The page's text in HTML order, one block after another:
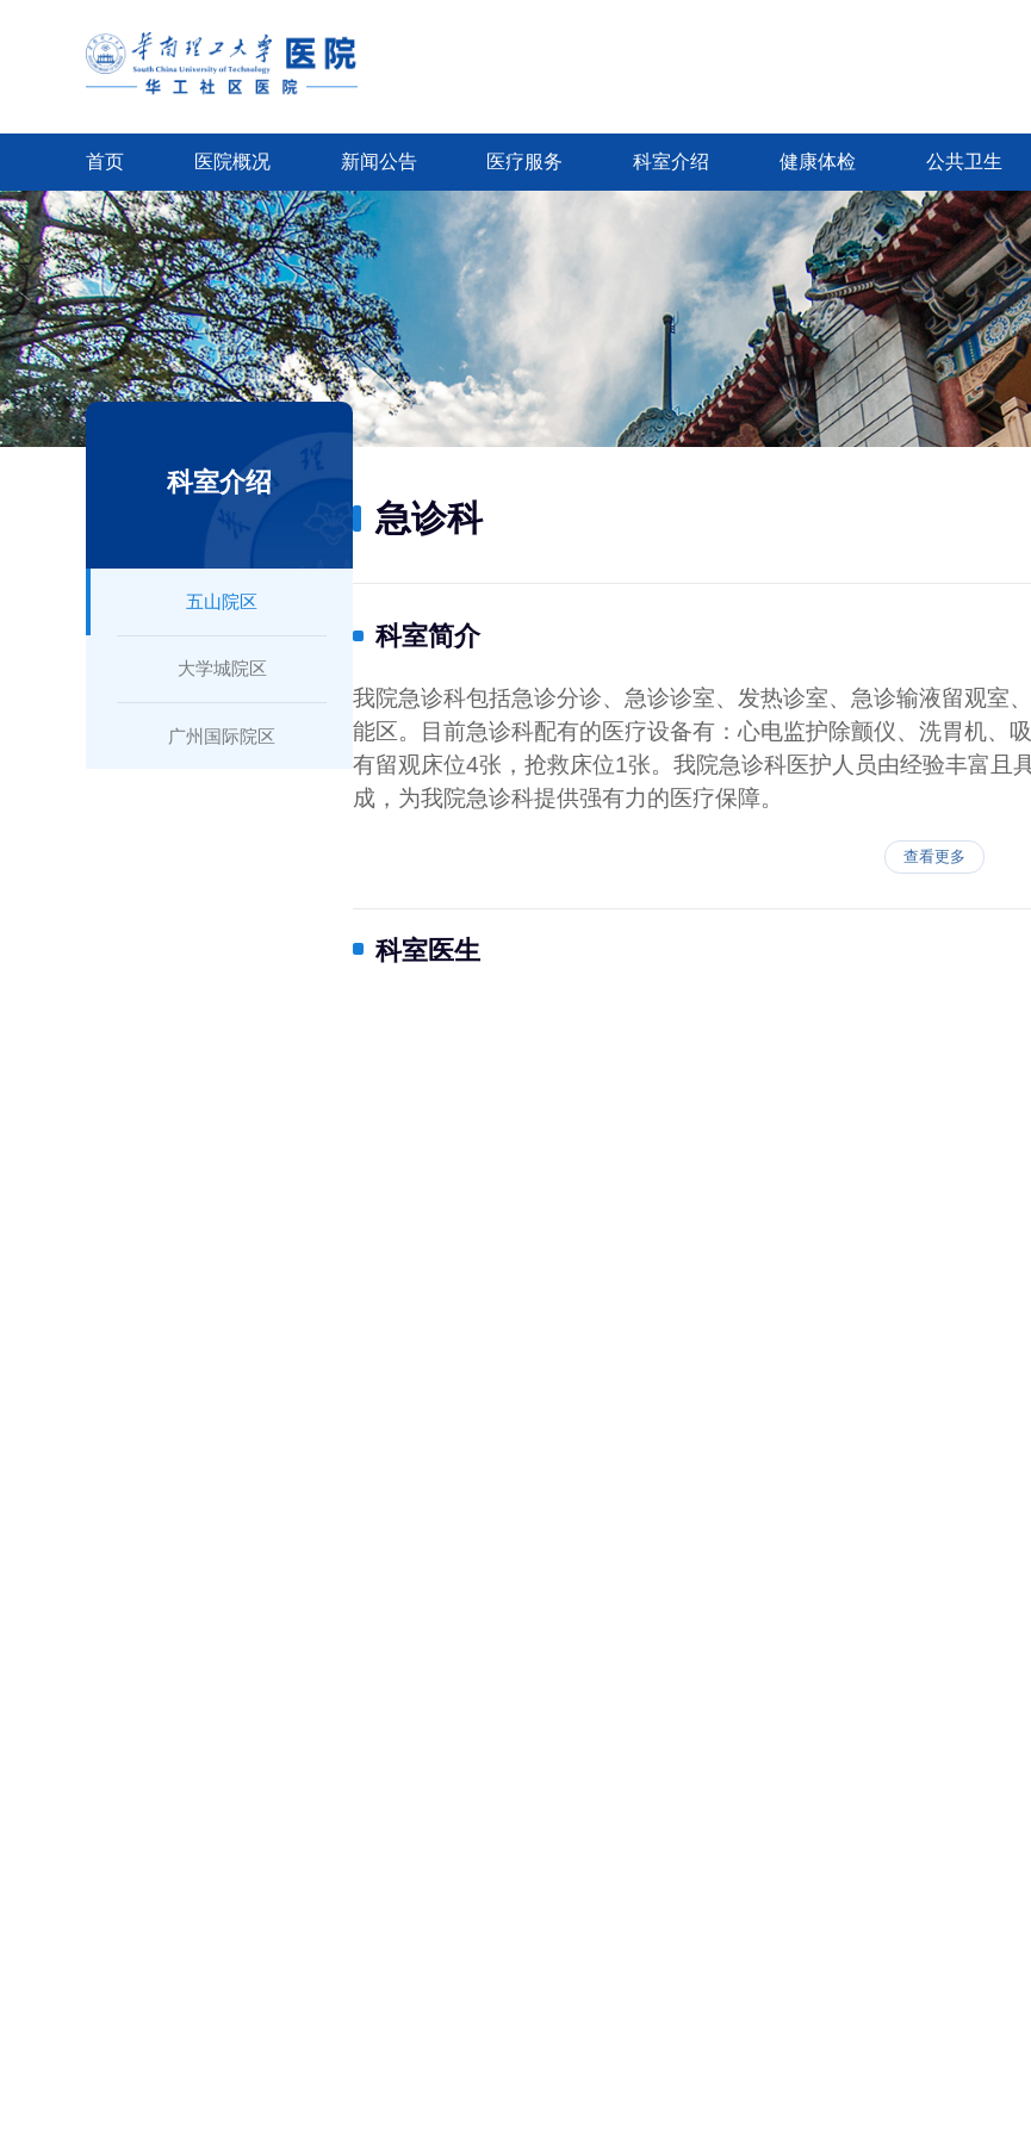
首页 医院概况 新闻公告 医疗服务 科室介绍 健康体检 公共卫生
科室介绍
五山院区
大学城院区
广州国际院区
急诊科
科室简介
我院急诊科包括急诊分诊、急诊诊室、发热诊室、急诊输液留观室
能区。目前急诊科配有的医疗设备有：心电监护除颤仪、洗胃机、
有留观床位4张，抢救床位1张。我院急诊科医护人员由经验丰富且
成，为我院急诊科提供强有力的医疗保障。
查看更多
科室医生